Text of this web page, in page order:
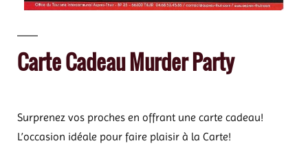
Carte Cadeau Murder Party
Surprenez vos proches en offrant une carte cadeau!
L’occasion idéale pour faire plaisir à la Carte!